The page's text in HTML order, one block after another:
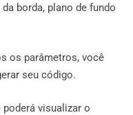
borda, plano de fundo
os parâmetros, você
seu código.
visualizar o